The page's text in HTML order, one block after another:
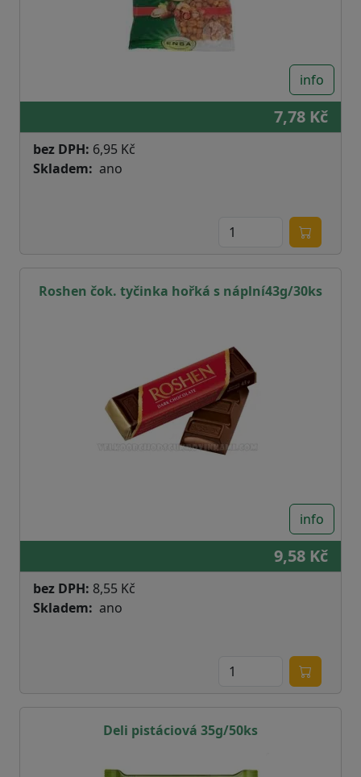
info
7,78 Kč
bez DPH: 6,95 Kč
Skladem
ano
Roshen čok. tyčinka hořká s náplní43g/30ks
info
9,58 Kč
bez DPH: 8,55 Kč
Skladem
ano
Deli pistáciová 35g/50ks